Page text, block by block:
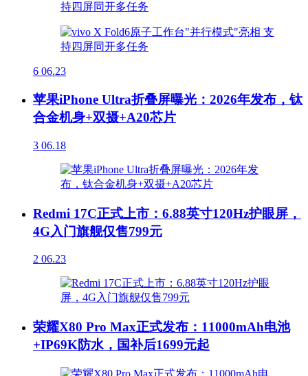
6 06.23
苹果iPhone Ultra折叠屏曝光：2026年发布，钛
合金机身+双摄+A20芯片
3 06.18
Redmi 17C正式上市：6.88英寸120Hz护眼屏，
4G入门旗舰仅售799元
2 06.23
荣耀X80 Pro Max正式发布：11000mAh电池
+IP69K防水，国补后1699元起